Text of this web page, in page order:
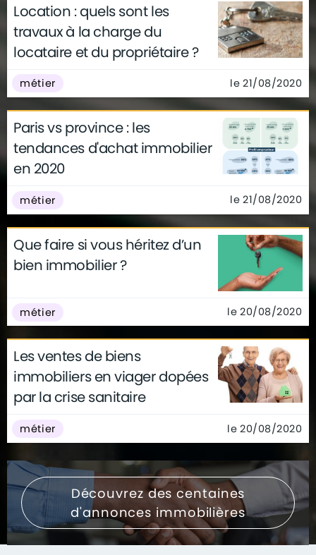
Location : quels sont les
travaux à la charge du
locataire et du propriétaire ?
métier le 21/08/2020
Paris vs province : les
tendances d'achat immobilier
en 2020
métier le 21/08/2020
Que faire si vous héritez d’un
bien immobilier ?
métier le 20/08/2020
Les ventes de biens
immobiliers en viager dopées
par la crise sanitaire
métier le 20/08/2020
Découvrez des centaines
d'annonces immobilières